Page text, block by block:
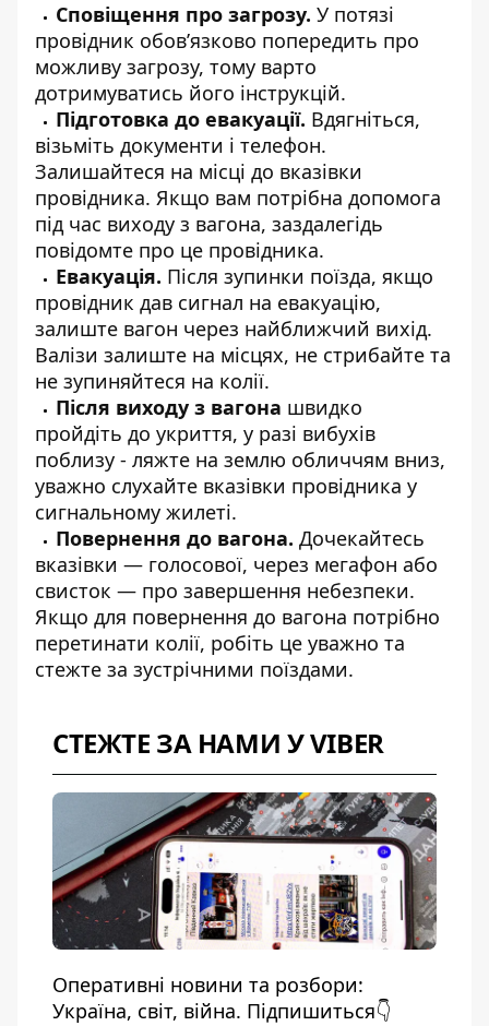
Сповіщення про загрозу. У потязі
провідник обов’язково попередить про
можливу загрозу, тому варто
дотримуватись його інструкцій.
Підготовка до евакуації. Вдягніться,
візьміть документи і телефон.
Залишайтеся на місці до вказівки
провідника. Якщо вам потрібна допомога
під час виходу з вагона, заздалегідь
повідомте про це провідника.
Евакуація. Після зупинки поїзда, якщо
провідник дав сигнал на евакуацію,
залиште вагон через найближчий вихід.
Валізи залиште на місцях, не стрибайте та
не зупиняйтеся на колії.
Після виходу з вагона швидко
пройдіть до укриття, у разі вибухів
поблизу - ляжте на землю обличчям вниз,
уважно слухайте вказівки провідника у
сигнальному жилеті.
Повернення до вагона. Дочекайтесь
вказівки — голосової, через мегафон або
свисток — про завершення небезпеки.
Якщо для повернення до вагона потрібно
перетинати колії, робіть це уважно та
стежте за зустрічними поїздами.
СТЕЖТЕ ЗА НАМИ У VIBER
Оперативні новини та розбори:
Україна, світ, війна. Підпишиться👇